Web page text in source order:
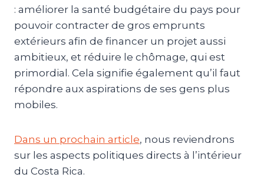
: améliorer la santé budgétaire du pays pour
pouvoir contracter de gros emprunts
extérieurs afin de financer un projet aussi
ambitieux, et réduire le chômage, qui est
primordial. Cela signifie également qu’il faut
répondre aux aspirations de ses gens plus
mobiles.
Dans un prochain article, nous reviendrons
sur les aspects politiques directs à l’intérieur
du Costa Rica.